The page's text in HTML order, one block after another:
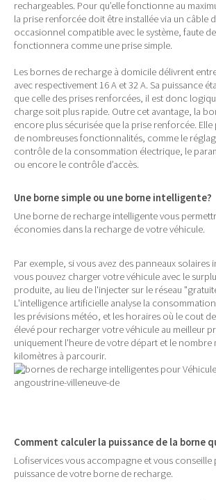
rechargeables. Pour qu’elle fonctionne au
la prise renforcée doit être installée via un câble
occasionnel compatible avec le système, faute
fonctionnera comme une prise simple.
Les bornes de recharge à domicile délivrent entre
avec respectivement 16 A et 32 A. Sa puissance
que celle des prises renforcées, il est donc
charge soit plus rapide. Outre cet avantage, la
encore plus sécurisée que la prise renforcée. Elle
de nombreuses fonctionnalités, comme le
contrôle de la consommation électrique, le
ou encore le contrôle d’accès.
Une borne simple ou une borne intelligente?
Une borne de recharge intelligente vous
économies dans la recharge de votre véhicule.
Par exemple, si vous avez des panneaux solaires
vous pouvez charger votre véhicule avec le
produite, au lieu de l'injecter sur le réseau
L'intelligence artificielle analyse la
les prévisions météo, et les horaires où le cout
élevé pour recharger votre véhicule au meilleur
uniquement l'heure de votre départ et le nombre
kilomètres à parcourir.
Comment calculer la puissance de la borne
Lofiservices vous accompagne et vous conseille
puissance de votre borne de recharge.